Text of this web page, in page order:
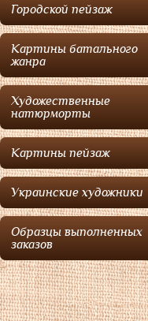
Городской пейзаж
Картины батального
жанра
Художественные
натюрморты
Картины пейзаж
Украинские художники
Образцы выполненных
заказов